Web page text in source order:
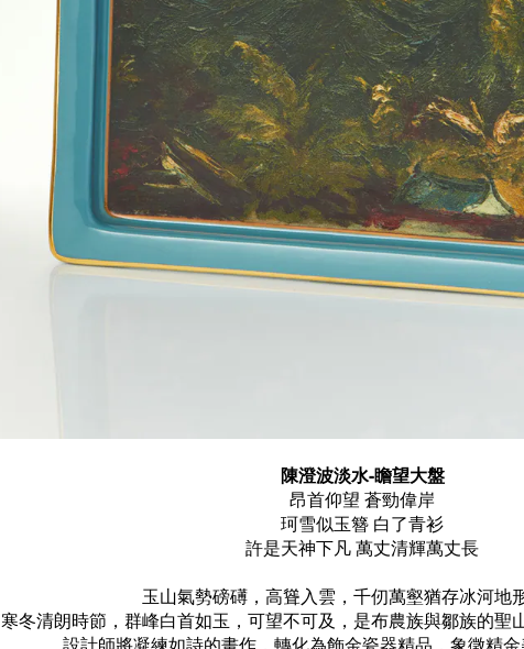
陳澄波淡水-瞻望大盤
昂首仰望 蒼勁偉岸
珂雪似玉簪 白了青衫
許是天神下凡 萬丈清輝萬丈長
玉山氣勢磅礡，高聳入雲，千仞萬壑猶存冰河地
寒冬清朗時節，群峰白首如玉，可望不可及，是布農族與鄒族的聖